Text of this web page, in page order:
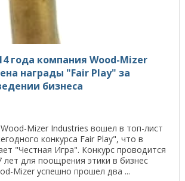
года компания Wood-Mizer
награды "Fair Play" за
бизнеса
Mizer Industries вошел в топ-лист
конкурса Fair Play", что в
"Честная Игра". Конкурс проводится
для поощрения этики в бизнес
Mizer успешно прошел два ...